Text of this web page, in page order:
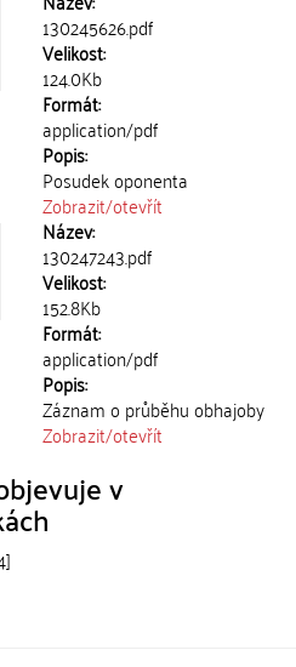
130245626.pdf
Velikost:
124.0Kb
Formát:
application/pdf
Popis:
Posudek oponenta
Zobrazit/otevřít
Název:
130247243.pdf
Velikost:
152.8Kb
Formát:
application/pdf
Popis:
Záznam o průběhu obhajoby
Zobrazit/otevřít
v